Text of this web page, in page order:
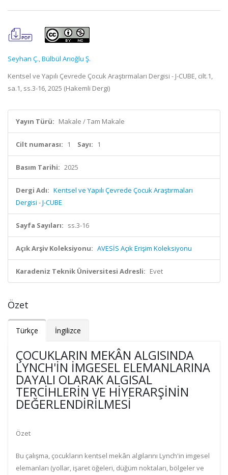
Seyhan Ç.,Bülbül Arıoğlu Ş.
Kentsel ve Yapılı Çevrede Çocuk Araştırmaları Dergisi - J-CUBE, cilt.1,
sa.1, ss.3-16, 2025 (Hakemli Dergi)
Yayın Türü: Makale / Tam Makale
Cilt numarası: 1 Sayı: 1
Basım Tarihi: 2025
Dergi Adı: Kentsel ve Yapılı Çevrede Çocuk Araştırmaları
Dergisi - J-CUBE
Sayfa Sayıları: ss.3-16
Açık Arşiv Koleksiyonu: AVESİS Açık Erişim Koleksiyonu
Karadeniz Teknik Üniversitesi Adresli: Evet
Özet
Türkçe İngilizce
ÇOCUKLARIN MEKÂN ALGISINDA
LYNCH'IN İMGESEL ELEMANLARINA
DAYALI OLARAK ALGISAL
TERCIHLERIN VE HIYERARŞININ
DEĞERLENDIRILMESI
Özet
Bu çalışma, çocukların kentsel mekân algılarını Lynch'in imgesel
elemanları (yollar, işaret öğeleri, düğüm noktaları, bölgeler ve